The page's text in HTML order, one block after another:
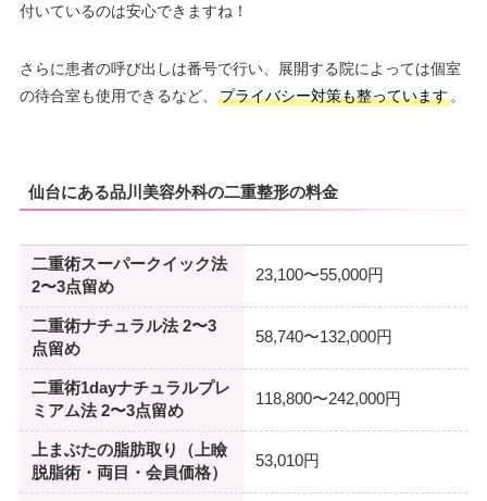
付いているのは安心できますね！
さらに患者の呼び出しは番号で行い、展開する院によっては個室
の待合室も使用できるなど、
プライバシー対策も整っています。
仙台にある品川美容外科の二重整形の料金
二重術スーパークイック法
2〜3点留め
23,100〜55,000円
二重術ナチュラル法 2〜3
点留め
58,740〜132,000円
二重術1dayナチュラルプレ
ミアム法 2〜3点留め
118,800〜242,000円
上まぶたの脂肪取り（上瞼
脱脂術・両目・会員価格）
53,010円